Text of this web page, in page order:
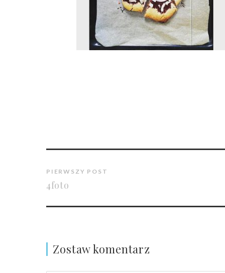
PIERWSZY POST
4foto
Zostaw komentarz